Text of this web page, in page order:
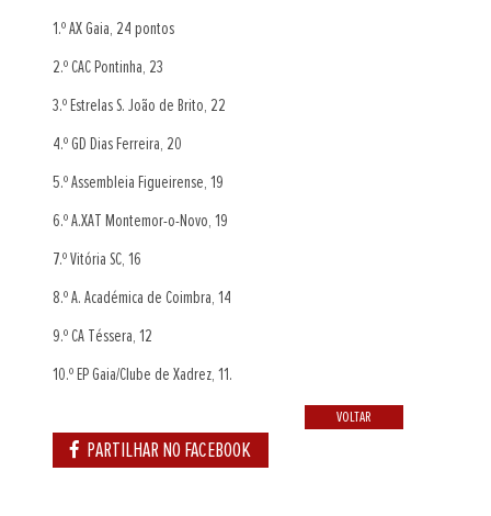
1.º AX Gaia, 24 pontos
2.º CAC Pontinha, 23
3.º Estrelas S. João de Brito, 22
4.º GD Dias Ferreira, 20
5.º Assembleia Figueirense, 19
6.º A.XAT Montemor-o-Novo, 19
7.º Vitória SC, 16
8.º A. Académica de Coimbra, 14
9.º CA Téssera, 12
10.º EP Gaia/Clube de Xadrez, 11.
VOLTAR
PARTILHAR NO FACEBOOK